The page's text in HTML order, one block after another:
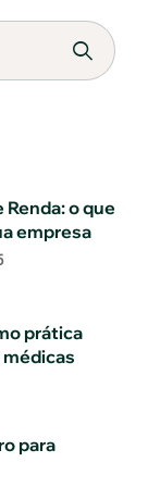
o que
empresa
prática
para